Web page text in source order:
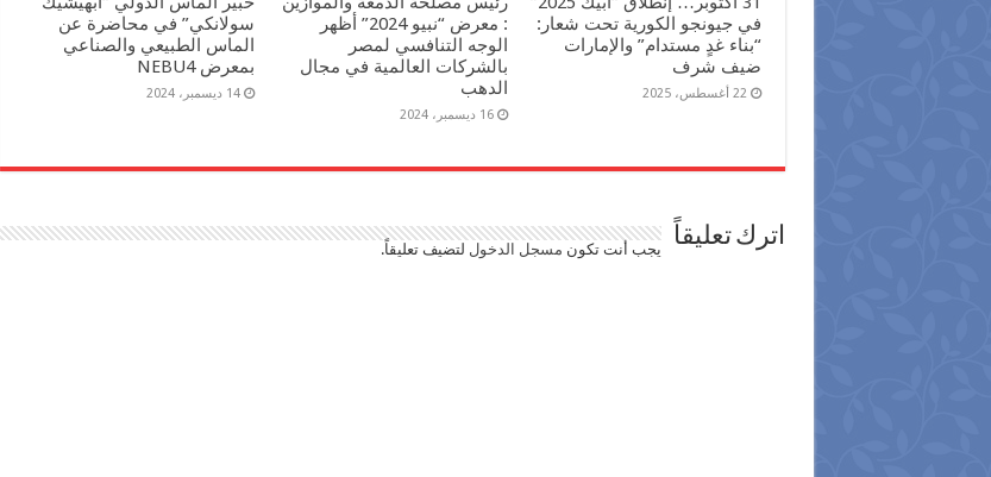
في جيونجو الكورية تحت شعار:
“بناء غدٍ مستدام” والإمارات
ضيف شرف
22 أغسطس، 2025
: معرض “نبيو 2024” أظهر
الوجه التنافسي لمصر
بالشركات العالمية في مجال
الدهب
16 ديسمبر، 2024
سولانكي” في محاضرة عن
الماس الطبيعي والصناعي
بمعرض NEBU4
14 ديسمبر، 2024
اترك تعليقاً يجب أنت تكون مسجل الدخول لتضيف تعليقاً.